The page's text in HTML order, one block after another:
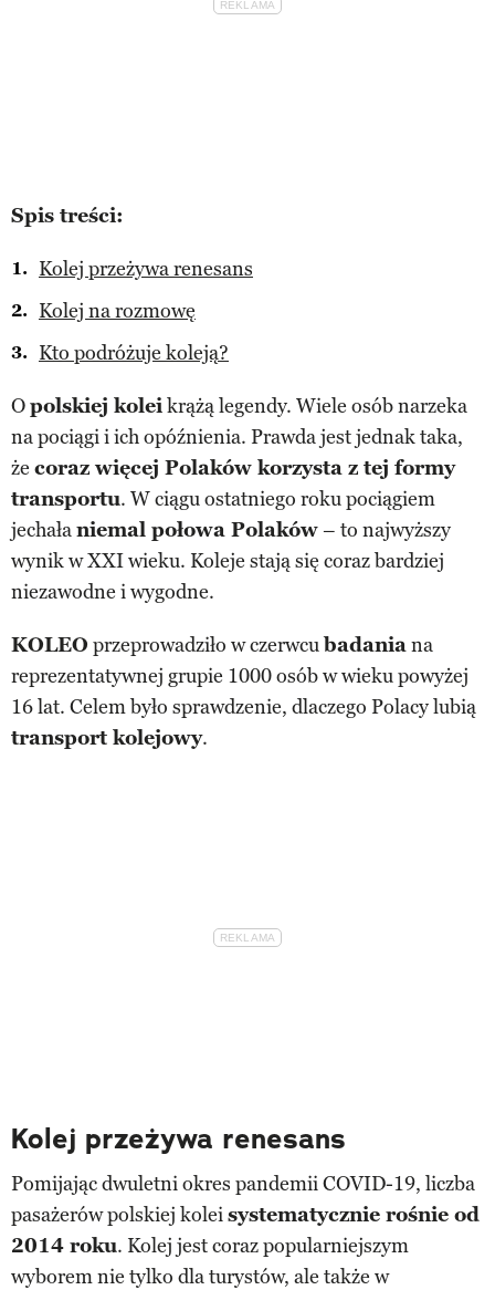
Spis treści:
Kolej przeżywa renesans
Kolej na rozmowę
Kto podróżuje koleją?
Opolskiej koleikrążą legendy. Wiele osób narzeka
na pociągi i ich opóźnienia. Prawda jest jednak taka,
że coraz więcej Polaków korzysta z tej formy
transportu. W ciągu ostatniego roku pociągiem
jechałaniemal połowa Polaków– to najwyższy
wynik w XXI wieku. Koleje stają się coraz bardziej
niezawodne i wygodne.
KOLEO przeprowadziło w czerwcubadaniana
reprezentatywnej grupie 1000 osób w wieku powyżej
16 lat. Celem było sprawdzenie, dlaczego Polacy lubią
transport kolejowy.
Kolej przeżywa renesans
Pomijając dwuletni okres pandemii COVID-19, liczba
pasażerów polskiej koleisystematycznie rośnie od
2014 roku. Kolej jest coraz popularniejszym
wyborem nie tylko dla turystów, ale także w